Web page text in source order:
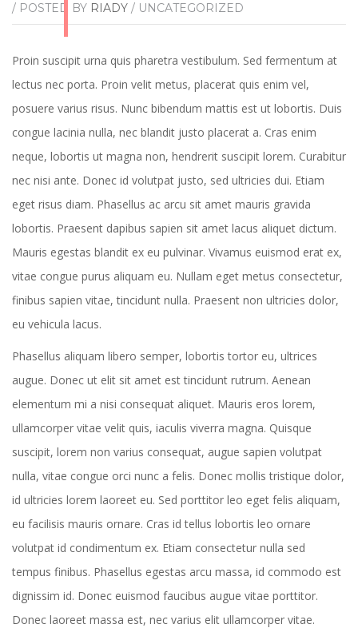
/ POSTED BY RIADY / UNCATEGORIZED
Proin suscipit urna quis pharetra vestibulum. Sed fermentum at
lectus nec porta. Proin velit metus, placerat quis enim vel,
posuere varius risus. Nunc bibendum mattis est ut lobortis. Duis
congue lacinia nulla, nec blandit justo placerat a. Cras enim
neque, lobortis ut magna non, hendrerit suscipit lorem. Curabitur
nec nisi ante. Donec id volutpat justo, sed ultricies dui. Etiam
eget risus diam. Phasellus ac arcu sit amet mauris gravida
lobortis. Praesent dapibus sapien sit amet lacus aliquet dictum.
Mauris egestas blandit ex eu pulvinar. Vivamus euismod erat ex,
vitae congue purus aliquam eu. Nullam eget metus consectetur,
finibus sapien vitae, tincidunt nulla. Praesent non ultricies dolor,
eu vehicula lacus.
Phasellus aliquam libero semper, lobortis tortor eu, ultrices
augue. Donec ut elit sit amet est tincidunt rutrum. Aenean
elementum mi a nisi consequat aliquet. Mauris eros lorem,
ullamcorper vitae velit quis, iaculis viverra magna. Quisque
suscipit, lorem non varius consequat, augue sapien volutpat
nulla, vitae congue orci nunc a felis. Donec mollis tristique dolor,
id ultricies lorem laoreet eu. Sed porttitor leo eget felis aliquam,
eu facilisis mauris ornare. Cras id tellus lobortis leo ornare
volutpat id condimentum ex. Etiam consectetur nulla sed
tempus finibus. Phasellus egestas arcu massa, id commodo est
dignissim id. Donec euismod faucibus augue vitae porttitor.
Donec laoreet massa est, nec varius elit ullamcorper vitae.